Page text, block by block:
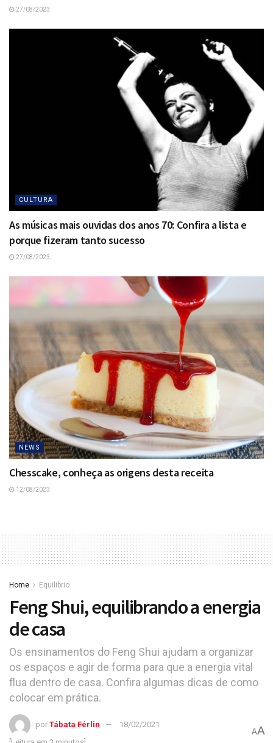
27/08/2023
CULTURA
As músicas mais ouvidas dos anos 70: Confira a lista e
porque fizeram tanto sucesso
27/08/2023
NEWS
Chesscake, conheça as origens desta receita
12/08/2023
Home Equilibrio
Feng Shui, equilibrando a energia
de casa
Os ensinamentos do Feng Shui ajudam a organizar
os espaços e agir de forma para que a energia vital
flua dentro de casa. Confira algumas dicas de como
colocar em prática.
por Tábata Férlin
18/02/2021
AA